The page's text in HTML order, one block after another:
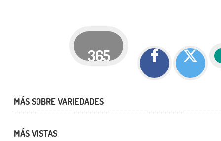
365
MÁS SOBRE VARIEDADES
MÁS VISTAS